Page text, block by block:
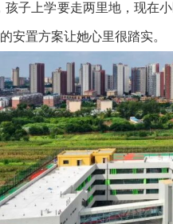
孩子上学要走两里地，现在
安置方案让她心里很踏实。